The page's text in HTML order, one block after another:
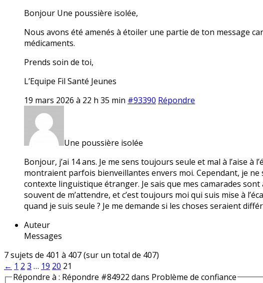
Bonjour Une poussière isolée,
Nous avons été amenés à étoiler une partie de ton message
médicaments.
Prends soin de toi,
L’Equipe Fil Santé Jeunes
19 mars 2026 à 22 h 35 min #93390 Répondre
Une poussière isolée
Bonjour, j’ai 14 ans. Je me sens toujours seule et mal à l’aise
montraient parfois bienveillantes envers moi. Cependant, je ne
contexte linguistique étranger. Je sais que mes camarades
souvent de m’attendre, et c’est toujours moi qui suis mise à
quand je suis seule ? Je me demande si les choses seraient
Auteur
Messages
7 sujets de 401 à 407 (sur un total de 407)
← 1 2 3 … 19 20 21
Répondre à : Répondre #84922 dans Problème de confiance